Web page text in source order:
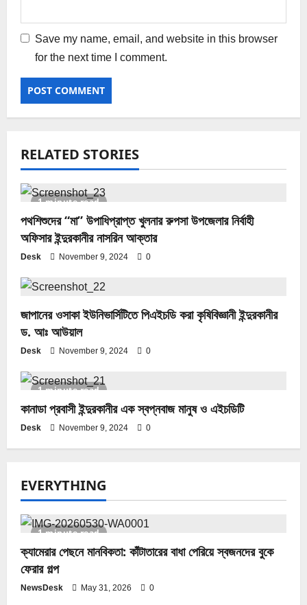
Save my name, email, and website in this browser
for the next time I comment.
RELATED STORIES
1 minute read
পথশিশুদের “মা” উপাধিপ্রাপ্ত খুলনার রুপসা উপজেলার নির্বাহী
অফিসার ইন্দুরকানীর নাসরিন আক্তার
Desk November 9, 2024 0
জাপানের ওসাকা ইউনিভার্সিটিতে পিএইচডি করা কৃষিবিজ্ঞানী ইন্দুরকানীর
ড. আঃ আউয়াল
Desk November 9, 2024 0
1 minute read
কানাডা প্রবাসী ইন্দুরকানীর এক স্বপ্নবাজ মানুষ ও এইচডিটি
Desk November 9, 2024 0
EVERYTHING
1 minute read
ক্যামেরার পেছনে মানবিকতা: কাঁটাতারের বাধা পেরিয়ে স্বজনদের বুকে
ফেরার গল্প
NewsDesk May 31, 2026 0